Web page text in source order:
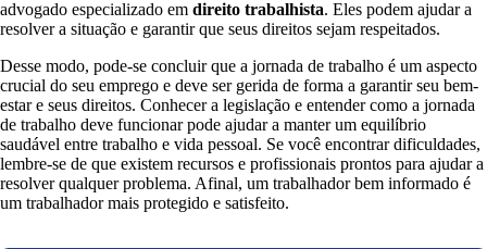
advogado especializado em direito trabalhista. Eles podem ajudar a
resolver a situação e garantir que seus direitos sejam respeitados.
Desse modo, pode-se concluir que a jornada de trabalho é um aspecto
crucial do seu emprego e deve ser gerida de forma a garantir seu bem-
estar e seus direitos. Conhecer a legislação e entender como a jornada
de trabalho deve funcionar pode ajudar a manter um equilíbrio
saudável entre trabalho e vida pessoal. Se você encontrar dificuldades,
lembre-se de que existem recursos e profissionais prontos para ajudar a
resolver qualquer problema. Afinal, um trabalhador bem informado é
um trabalhador mais protegido e satisfeito.